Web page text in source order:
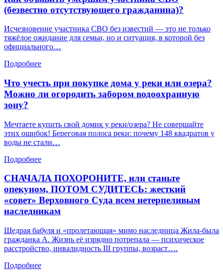
(безвестно отсутствующего гражданина)?
Исчезновение участника СВО без известий — это не только
тяжёлое ожидание для семьи, но и ситуация, в которой без
официального…
Подробнее
Что учесть при покупке дома у реки или озера?
Можно ли огородить забором водоохранную
зону?
Мечтаете купить свой домик у реки/озера? Не совершайте
этих ошибок! Береговая полоса реки: почему 148 квадратов у
воды не стали…
Подробнее
СНАЧАЛА ПОХОРОНИТЕ, или станьте
опекуном, ПОТОМ СУДИТЕСЬ: жесткий
«совет» Верховного Суда всем нетерпеливым
наследникам
Щедрая бабуля и «пролетающая» мимо наследница Жила-была
гражданка А. Жизнь её изрядно потрепала — психическое
расстройство, инвалидность III группы, возраст….
Подробнее